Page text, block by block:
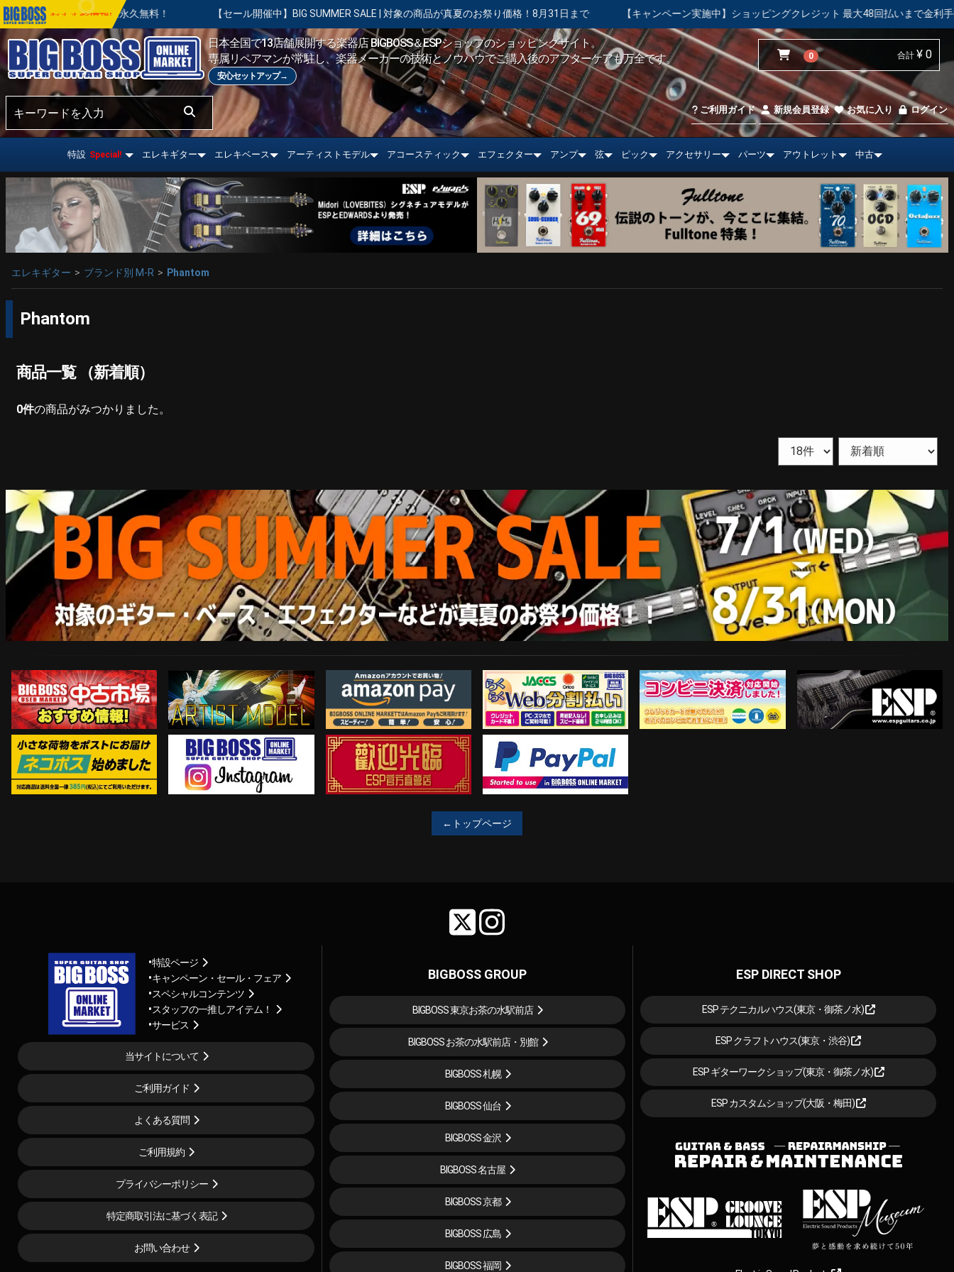
基本調整は永久無料！ 【セール開催中】BIG SUMMER SALE | 対象の商品が真夏のお祭り価格！8月31日まで 【キャンペーン実施中】ショッピングクレジット 最大48回払いまで金利手数料無料！
おすすめ情報!
日本全国で13店舗展開する楽器店 BIGBOSS＆ESPショップのショッピングサイト。
専属リペアマンが常駐し、楽器メーカーの技術とノウハウでご購入後のアフターケアも万全です。
安心セットアップ→
0 合計 ¥ 0
ご利用ガイド 新規会員登録 お気に入り ログイン
特設 Special! エレキギター エレキベース アーティストモデル アコースティック エフェクター アンプ 弦 ピック アクセサリー パーツ アウトレット 中古
エレキギター ブランド別 M-R Phantom
Phantom
商品一覧 （新着順）
0件の商品がみつかりました。
中古市場おすすめ情報!! ARTIST MODEL Amazon Pay らくらくWeb分割払い コンビニ決済対応開始！ ESP Guitars
ネコポス対象商品はコチラ Instagram 歓迎工臨 PayPal決済がご利用可能！
←トップページ
特設ページ
キャンペーン・セール・フェア
スペシャルコンテンツ
スタッフの一推しアイテム！
サービス
当サイトについて
ご利用ガイド
よくある質問
ご利用規約
プライバシーポリシー
特定商取引法に基づく表記
お問い合わせ
BIGBOSS GROUP
BIGBOSS 東京お茶の水駅前店
BIGBOSS お茶の水駅前店・別館
BIGBOSS 札幌
BIGBOSS 仙台
BIGBOSS 金沢
BIGBOSS 名古屋
BIGBOSS 京都
BIGBOSS 広島
BIGBOSS 福岡
ESP DIRECT SHOP
ESP テクニカルハウス(東京・御茶ノ水)
ESP クラフトハウス(東京・渋谷)
ESP ギターワークショップ(東京・御茶ノ水)
ESP カスタムショップ(大阪・梅田)